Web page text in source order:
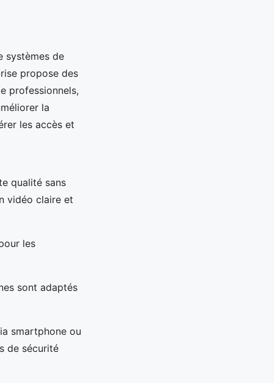
systèmes de
propose des
professionnels,
la
les accès et
qualité sans
vidéo claire et
les
sont adaptés
smartphone ou
de sécurité